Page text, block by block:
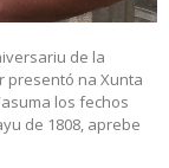
de la
presentó na Xunta
los fechos
de 1808, aprebe